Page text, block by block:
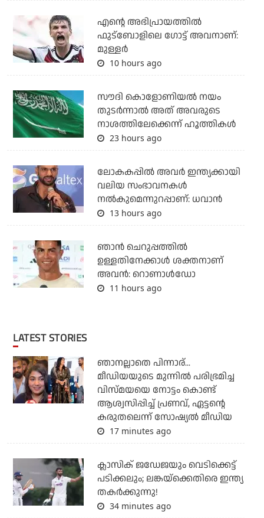
എന്റെ അഭിപ്രായത്തില്‍
ഫുട്‌ബോളിലെ ഗോട്ട് അവനാണ്:
മുള്ളര്‍
10 hours ago
സൗദി കൊളോണിയല്‍ നയം
തുടര്‍ന്നാല്‍ അത് അവരുടെ
നാശത്തിലേക്കെന്ന് ഹൂത്തികള്‍
23 hours ago
ലോകകപ്പിൽ അവര്‍ ഇന്ത്യക്കായി
വലിയ സംഭാവനകള്‍
നല്‍കുമെന്നുറപ്പാണ്: ധവാന്‍
13 hours ago
ഞാന്‍ ചെറുപ്പത്തില്‍
ഉള്ളതിനേക്കാള്‍ ശക്തനാണ്
അവന്‍: റൊണാള്‍ഡോ
11 hours ago
LATEST STORIES
ഞാനല്ലാതെ പിന്നാര്...
മീഡിയയുടെ മുന്നില്‍ പരിഭ്രമിച്ച
വിസ്മയയെ നോട്ടം കൊണ്ട്
ആശ്വസിപ്പിച്ച് പ്രണവ്, ഏട്ടന്റെ
കരുതലെന്ന് സോഷ്യല്‍ മീഡിയ
17 minutes ago
ക്ലാസിക് ജഡേജയും വെടിക്കെട്ട്
പടിക്കലും; ലങ്കയ്‌ക്കെതിരെ ഇന്ത്യ
തകര്‍ക്കുന്നു!
34 minutes ago